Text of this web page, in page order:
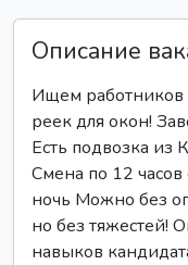
Описание
Ищем работников
реек для окон!
Есть подвозка
Смена по 12
ночь Можно без
но без тяжестей!
навыков